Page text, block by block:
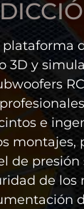
plataforma
3D y
e
montajes,
de presión
de los